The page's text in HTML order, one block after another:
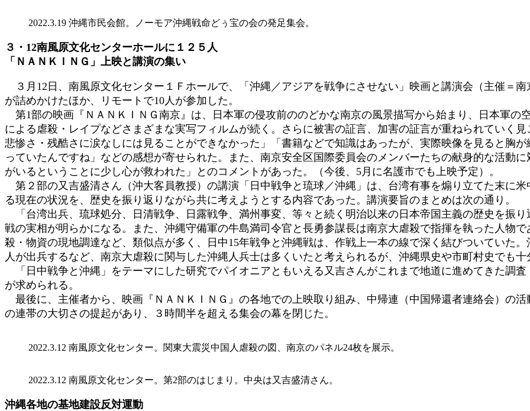
2022.3.19 沖縄市民会館。ノーモア沖縄戦命どぅ宝の会の発足集会。
３・12南風原文化センターホールに１２５人
「ＮＡＮＫＩＮＧ」上映と講演の集い
３月12日、南風原文化センター１Ｆホールで、「沖縄／アジアを戦争にさせない」映画と講演会（主催＝
が詰めかけたほか、リモートで10人が参加した。
第1部の映画『ＮＡＮＫＩＮＧ南京』は、日本軍の侵攻前ののどかな南京の風景描写から始まり、日本軍の
による虐殺・レイプなどさまざまな実写フィルムが続く。さらに被害の証言、加害の証言が重ねられていく
悲惨さ・残酷さに涙なしには見ることができなかった」「書籍などで知識はあったが、実際映像を見ると胸
っていたんですね」などの感想が寄せられた。また、南京安全区国際委員会のメンバーたちの献身的な活動
がいるということに少し心が救われた」とのコメントがあった。（今後、5月に名護市でも上映予定）。
第２部の又吉盛清さん（沖大客員教授）の講演「日中戦争と琉球／沖縄」は、台湾有事を煽り立てた末に
る現在の状況を、歴史を振り返りながら共に考えようとする内容であった。講演要旨のまとめは次の通り。
「台湾出兵、琉球処分、日清戦争、日露戦争、満州事変、等々と続く明治以来の日本帝国主義の歴史を振
戦の実相が明らかになる。また、沖縄守備軍の牛島満司令官と長勇参謀長は南京大虐殺で指揮を執った人物
殺・物資の現地調達など、類似点が多く、日中15年戦争と沖縄戦は、作戦上一本の線で深く結びついていた
人が出兵するなど、南京大虐殺に関与した沖縄人兵士は多くいたと考えられるが、沖縄県史や市町村史でも
「日中戦争と沖縄」をテーマにした研究でパイオニアともいえる又吉さんがこれまで地道に進めてきた調
が求められる。
最後に、主催者から、映画『ＮＡＮＫＩＮＧ』の各地での上映取り組み、中帰連（中国帰還者連絡会）の
の連帯の大切さの提起があり、３時間半を超える集会の幕を閉じた。
2022.3.12 南風原文化センター。関東大震災中国人虐殺の図、南京のパネル24枚を展示。
2022.3.12 南風原文化センター。第2部のはじまり。中央は又吉盛清さん。
沖縄各地の基地建設反対運動